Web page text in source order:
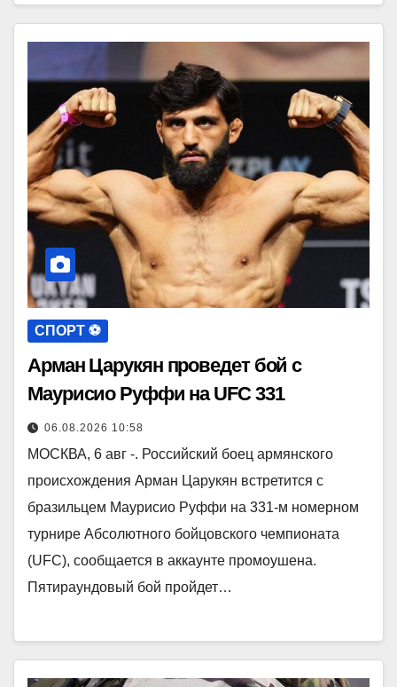
СПОРТ ⚽️
Арман Царукян проведет бой с
Маурисио Руффи на UFC 331
06.08.2026 10:58
МОСКВА, 6 авг -. Российский боец армянского
происхождения Арман Царукян встретится с
бразильцем Маурисио Руффи на 331-м номерном
турнире Абсолютного бойцовского чемпионата
(UFC), сообщается в аккаунте промоушена.
Пятираундовый бой пройдет…